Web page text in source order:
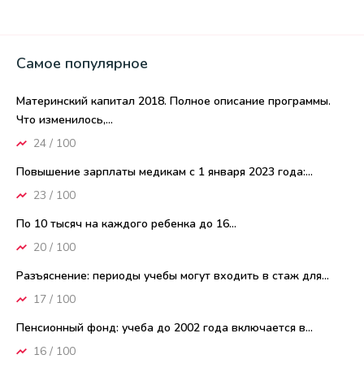
Самое популярное
Материнский капитал 2018. Полное описание программы.
Что изменилось,...
24 / 100
Повышение зарплаты медикам с 1 января 2023 года:...
23 / 100
По 10 тысяч на каждого ребенка до 16...
20 / 100
Разъяснение: периоды учебы могут входить в стаж для...
17 / 100
Пенсионный фонд: учеба до 2002 года включается в...
16 / 100